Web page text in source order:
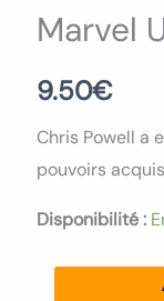
Marvel
9.50€
Chris Powell a
pouvoirs
Disponibilité :
Marvel
Universe
Volume
Numero
22